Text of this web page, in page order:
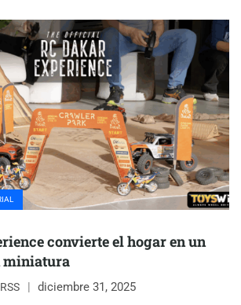
convierte el hogar en un
miniatura
diciembre 31, 2025